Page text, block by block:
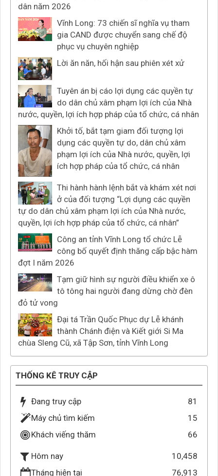
dân năm 2026
Vĩnh Long: 73 chiến sĩ nghĩa vụ tham
gia CAND được chuyển sang chế độ
phục vụ chuyên nghiệp
Lời ăn năn, hối hận sau phiên xét xử
Tuyên án bị cáo lợi dụng các quyền tự
do dân chủ xâm phạm lợi ích của Nhà
nước, quyền, lợi ích hợp pháp của tổ chức, cá nhân
Khởi tố, bắt tạm giam đối tượng lợi
dụng các quyền tự do, dân chủ xâm
phạm lợi ích của Nhà nước, quyền, lợi
ích hợp pháp của tổ chức, cá nhân
Thi hành hành lệnh bắt và khám xét nơi
ở của đối tượng “Lợi dụng các quyền
tự do dân chủ xâm phạm lợi ích của Nhà nước,
quyền, lợi ích hợp pháp của tổ chức, cá nhân”
Công an tỉnh Vĩnh Long tổ chức Lễ
công bố quyết định thăng cấp bậc hàm
đợt I năm 2026
Tạm giữ hình sự người điều khiển xe ô
tô tông hai người đang dừng chờ đèn
đỏ tử vong
Đại tá Trần Quốc Phục dự Lễ khánh
thành Chánh điện và Kiết giới Si Ma
chùa Sleng Cũ, xã Tập Sơn, tỉnh Vĩnh Long
THỐNG KÊ TRUY CẬP
Đang truy cập
81
Máy chủ tìm kiếm
15
Khách viếng thăm
66
Hôm nay
10,458
Tháng hiện tại
76,913